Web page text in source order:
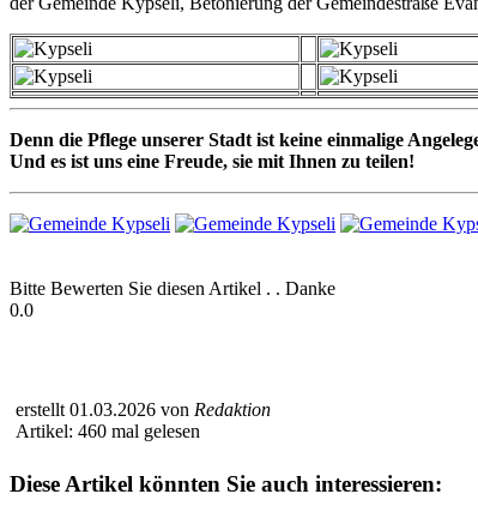
Denn die Pflege unserer Stadt ist keine einmalige
Und es ist uns eine Freude, sie mit Ihnen zu teilen!
Bitte Bewerten Sie diesen Artikel . . Danke
0.0
erstellt 01.03.2026 von Redaktion
Artikel: 460 mal gelesen
Diese Artikel könnten Sie auch interessieren: